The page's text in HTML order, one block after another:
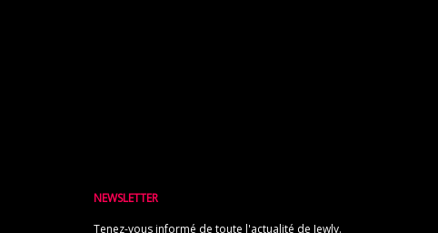
NEWSLETTER
Tenez-vous informé de toute l'actualité de Jewly.